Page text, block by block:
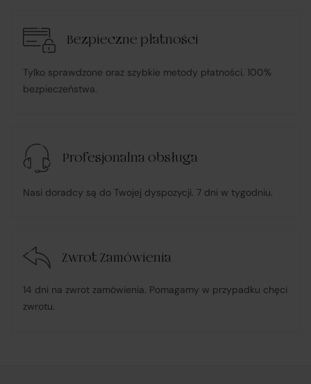
Bezpieczne płatności
Tylko sprawdzone oraz szybkie metody płatności. 100%
bezpieczeństwa.
Profesjonalna obsługa
Nasi doradcy są do Twojej dyspozycji. 7 dni w tygodniu.
Zwrot Zamówienia
14 dni na zwrot zamówienia. Pomagamy w przypadku chęci
zwrotu.
informuje Klienta o wysyłce zamówionego Towaru;
ponosi odpowiedzialność za zgodność Towaru z
konsumenta;
udostępnia, na życzenie Klienta, dokumentację
produktową i instrukcje użytkowania w języku polskim;